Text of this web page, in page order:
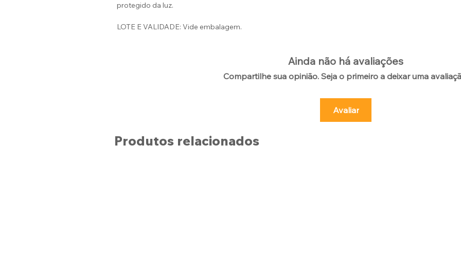
protegido da luz.
LOTE E VALIDADE: Vide embalagem.
Ainda não há avaliações
Compartilhe sua opinião. Seja o primeiro a deixar uma
Avaliar
Produtos relacionados